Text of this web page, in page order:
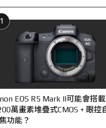
1
EOS R5 Mark II可能會搭載
萬畫素堆疊式CMOS + 眼控
功能？